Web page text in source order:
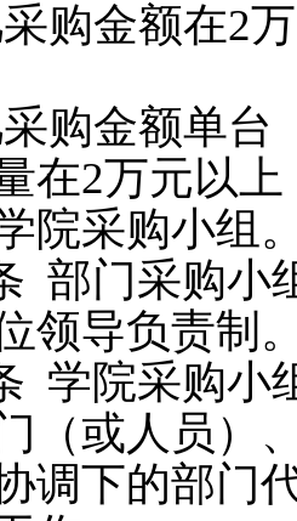
购金额在2
购金额单台
在2万元以上
院采购小组
部门采购小
领导负责制
学院采购小
（或人员）
调下的部门